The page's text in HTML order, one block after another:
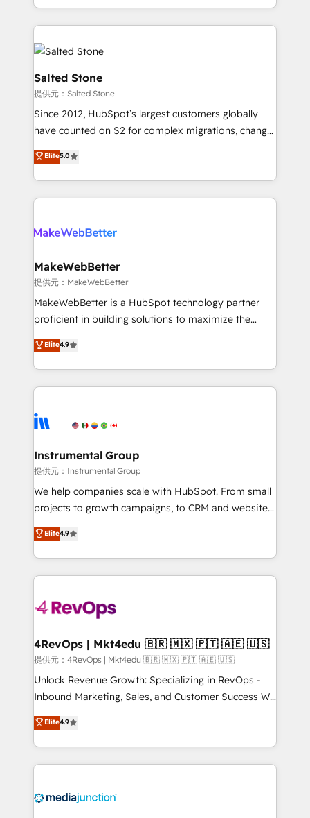
solve the right problem with the right solution. As the
only firm in the world to hold Elite Partner
Accreditations with both HubSpot and Clay, our
clients gain a unique advantage in CRM architecture,
pipeline generation, data intelligence, and go-to-
market execution. Why B2B Businesses Choose RP: -
Secure: Soc2 compliant 🛡️ - Pricing: Implementations
starting at $1,5k 💵 - Speed: Launch in 14 days ⚡ -
Scale: Fastest tiering Elite HubSpot Partner 🪴 -
technical agency for a growth problem. Hire a
Salted Stone
提供元：Salted Stone
Since 2012, HubSpot’s largest customers globally
have counted on S2 for complex migrations, change
management, systems integration, and creative
solutions that deliver measurable impact and
transform brand experiences As one of the few full-
service creative agencies in the HubSpot
winning design to build scalable, globally
marketing campaigns, & RevOps frameworks that
fuel long-term success We connect the entire
customer lifecycle through seamless integrations,
ensure long-term adoption with change-
and service to drive sustainable growth With 6 key
HubSpot accreditations and experience across
teams has worked with clients just like you Let’s
explore whether S2 is the partner you’ve been
Elite5.0
MakeWebBetter
提供元：MakeWebBetter
MakeWebBetter is a HubSpot technology partner
proficient in building solutions to maximize the
operational efficiency of HubSpot. The fastest-
growing tech-enabler & facilitator, MakeWebBetter,
hands you the blend of HubSpot expertise &
eminent solutions & integrations. Trust us to
Elite Partners with 10+ years of HubSpot experience
Premier Partner 2023 🌟5 HubSpot Accreditations 🌟
Won HubSpot Theme Challenge 2021 🌟INBOUND’19
HubSpot Rising Star Why us? Harnessing the full
potential of the powerful HubSpot CRM. ✔️A team of
HubSpot experience ✔️Flexible pricing models —
Hourly-fee (assigned one Dedicated HubSpot
requirement). ✔️Helped over 25,000+ customers so
far with our HubSpot solutions. ✔️Bespoke apps &
on-demand bundle services. Connect with us today!
Elite4.9
Instrumental Group
提供元：Instrumental Group
We help companies scale with HubSpot. From small
projects to growth campaigns, to CRM and websites.
Hire an agency that's experienced in every inch of
HubSpot and willing to work hand-in-hand with your
team to simplify the complex and build a better
experience for your team and customers.
Elite4.9
4RevOps | Mkt4edu 🇧🇷 🇲🇽 🇵🇹 🇦🇪 🇺🇸
提供元：4RevOps | Mkt4edu 🇧🇷 🇲🇽 🇵🇹 🇦🇪 🇺🇸
Unlock Revenue Growth: Specializing in RevOps -
Inbound Marketing, Sales, and Customer Success We
specialize in driving revenue growth for companies
across industries through tailored marketing, sales,
and customer success strategies, utilizing RevOps
methodologies. As Latin America's largest HubSpot
offer unparalleled insights. Operating in five
Elite4.9